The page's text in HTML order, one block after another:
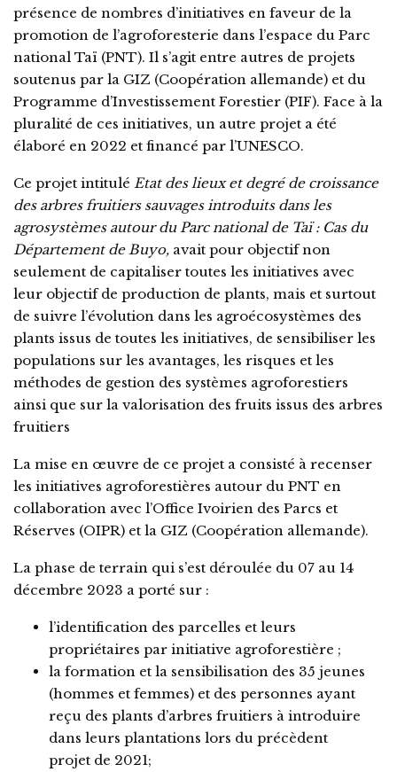
présence de nombres d’initiatives en faveur de la
promotion de l’agroforesterie dans l’espace du Parc
national Taï (PNT). Il s’agit entre autres de projets
soutenus par la GIZ (Coopération allemande) et du
Programme d’Investissement Forestier (PIF). Face à la
pluralité de ces initiatives, un autre projet a été
élaboré en 2022 et financé par l’UNESCO.
Ce projet intitulé Etat des lieux et degré de croissance
des arbres fruitiers sauvages introduits dans les
agrosystèmes autour du Parc national de Taï : Cas du
Département de Buyo, avait pour objectif non
seulement de capitaliser toutes les initiatives avec
leur objectif de production de plants, mais et surtout
de suivre l’évolution dans les agroécosystèmes des
plants issus de toutes les initiatives, de sensibiliser les
populations sur les avantages, les risques et les
méthodes de gestion des systèmes agroforestiers
ainsi que sur la valorisation des fruits issus des arbres
fruitiers
La mise en œuvre de ce projet a consisté à recenser
les initiatives agroforestières autour du PNT en
collaboration avec l’Office Ivoirien des Parcs et
Réserves (OIPR) et la GIZ (Coopération allemande).
La phase de terrain qui s’est déroulée du 07 au 14
décembre 2023 a porté sur :
l’identification des parcelles et leurs
propriétaires par initiative agroforestière ;
la formation et la sensibilisation des 35 jeunes
(hommes et femmes) et des personnes ayant
reçu des plants d’arbres fruitiers à introduire
dans leurs plantations lors du précèdent
projet de 2021;